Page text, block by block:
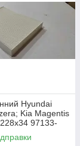
Hyundai
Kia Magentis
97133-
group